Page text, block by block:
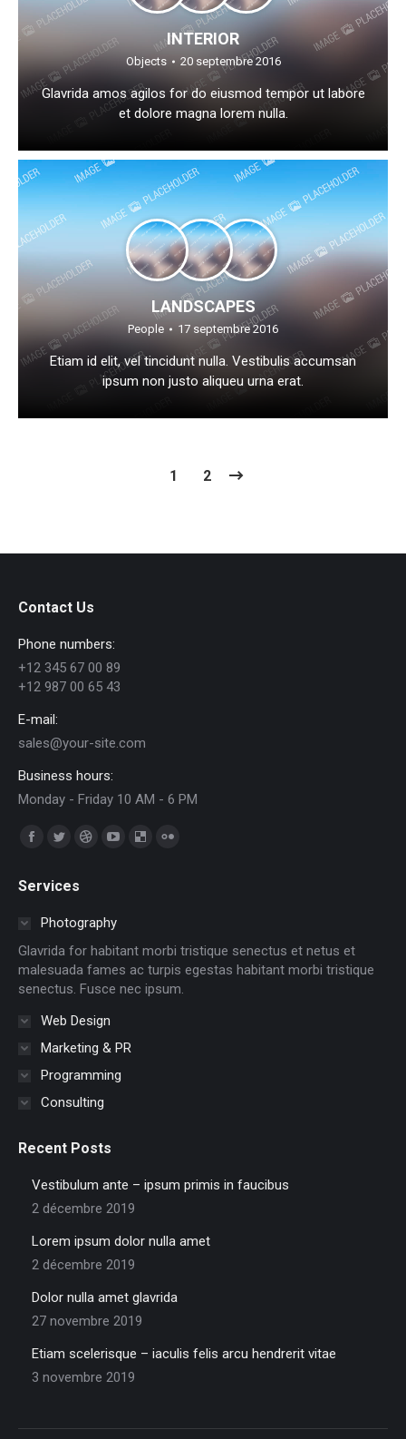
INTERIOR
Objects 20 septembre 2016
Glavrida amos agilos for do eiusmod tempor ut labore
et dolore magna lorem nulla.
LANDSCAPES
People 17 septembre 2016
Etiam id elit, vel tincidunt nulla. Vestibulis accumsan
ipsum non justo aliqueu urna erat.
1 2
Contact Us
Phone numbers:
+12 345 67 00 89
+12 987 00 65 43
E-mail:
sales@your-site.com
Business hours:
Monday - Friday 10 AM - 6 PM
Trouvez nous sur :
Facebook
opens
new
window
Twitter
opens
in
new
window
Dribble
in
new
window
YouTube
in
new
window
Delicious
window
new
window
Services
Photography
Glavrida for habitant morbi tristique senectus et netus et
malesuada fames ac turpis egestas habitant morbi tristique
senectus. Fusce nec ipsum.
Web Design
Marketing & PR
Programming
Consulting
Recent Posts
Vestibulum ante – ipsum primis in faucibus
2 décembre 2019
Lorem ipsum dolor nulla amet
2 décembre 2019
Dolor nulla amet glavrida
27 novembre 2019
Etiam scelerisque – iaculis felis arcu hendrerit vitae
3 novembre 2019